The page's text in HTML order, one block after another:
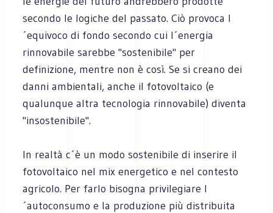
secondo le logiche del passato. Ciò provoca l
´equivoco di fondo secondo cui l´energia
rinnovabile sarebbe "sostenibile" per
definizione, mentre non è così. Se si creano dei
danni ambientali, anche il fotovoltaico (e
qualunque altra tecnologia rinnovabile) diventa
"insostenibile".
In realtà c´è un modo sostenibile di inserire il
fotovoltaico nel mix energetico e nel contesto
agricolo. Per farlo bisogna privilegiare l
´autoconsumo e la produzione più distribuita